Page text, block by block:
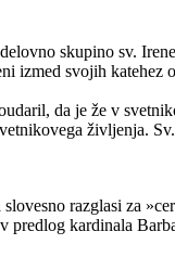
skupino sv.
izmed svojih katehez
da je že v
življenja.
razglasi za
predlog kardinala